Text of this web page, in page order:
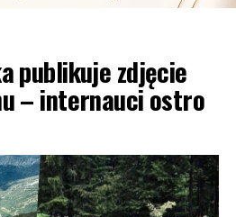
publikuje zdjęcie
– internauci ostro